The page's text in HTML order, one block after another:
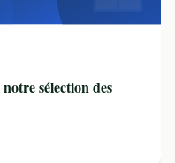
sélection des